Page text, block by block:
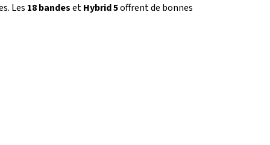
Les 18 bandesetHybrid 5offrent de bonnes